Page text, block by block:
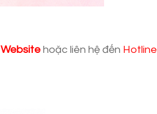
Website hoặc liên hệ đến Hotline